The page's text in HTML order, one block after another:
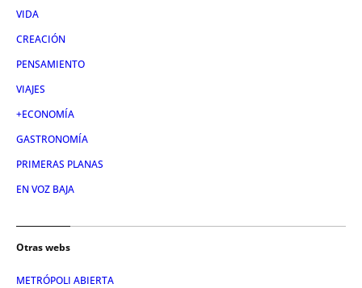
VIDA
CREACIÓN
PENSAMIENTO
VIAJES
+ECONOMÍA
GASTRONOMÍA
PRIMERAS PLANAS
EN VOZ BAJA
Otras webs
METRÓPOLI ABIERTA